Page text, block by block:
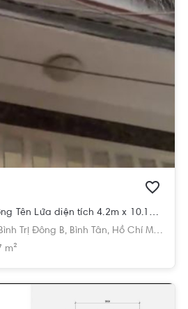
Nhà phố mặt tiền đường Tên Lửa diện tích 4.2m x 10.11m rộng thoáng.
Trị Đông B, Bình Tân, Hồ Chí Minh
m²